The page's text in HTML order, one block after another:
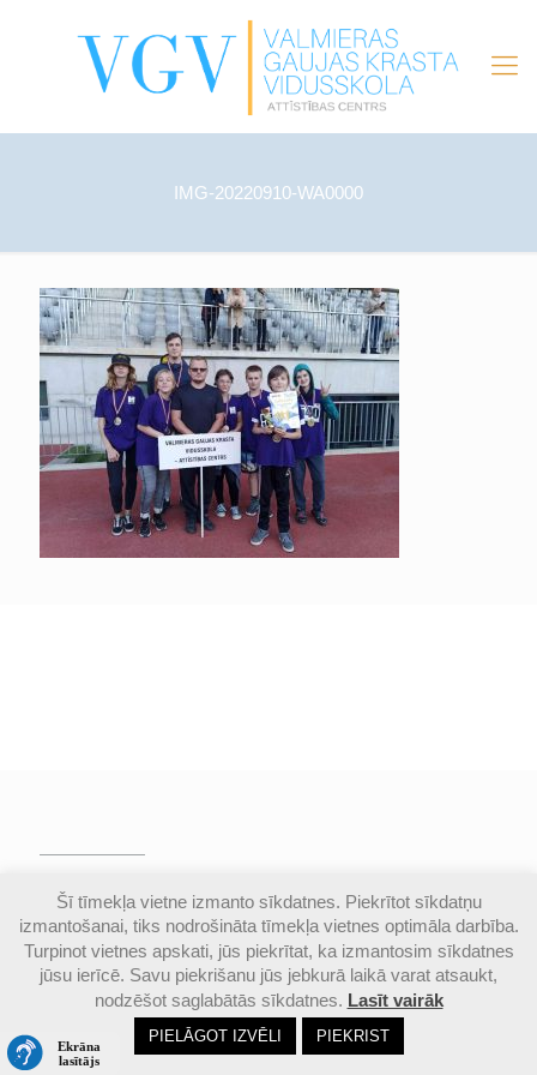
IMG-20220910-WA0000
© Valmieras Gaujas krasta vidusskola | Visas
autortiesības aizsargātas |Piekļūstamības
paziņojums
Šī tīmekļa vietne izmanto sīkdatnes. Piekrītot sīkdatņu
izmantošanai, tiks nodrošināta tīmekļa vietnes optimāla darbība.
Turpinot vietnes apskati, jūs piekrītat, ka izmantosim sīkdatnes
jūsu ierīcē. Savu piekrišanu jūs jebkurā laikā varat atsaukt,
nodzēšot saglabātās sīkdatnes. Lasīt vairāk
PIELĀGOT IZVĒLI PIEKRIST
Email Google